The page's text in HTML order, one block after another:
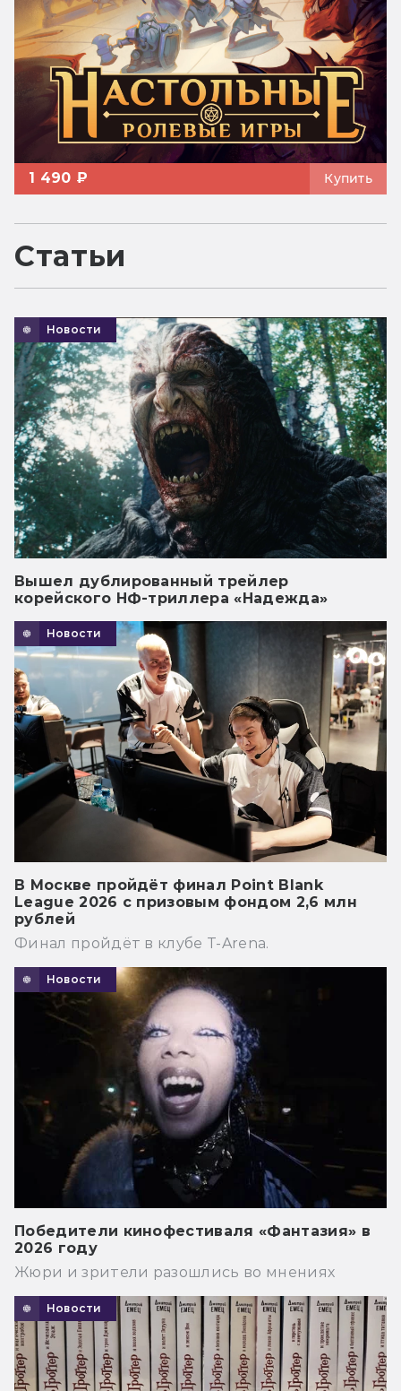
1 490 ₽ Купить
Статьи
Новости
Вышел дублированный трейлер
корейского НФ-триллера «Надежда»
Новости
В Москве пройдёт финал Point Blank
League 2026 с призовым фондом 2,6 млн
рублей
Финал пройдёт в клубе T-Arena.
Новости
Победители кинофестиваля «Фантазия» в
2026 году
Жюри и зрители разошлись во мнениях
Новости